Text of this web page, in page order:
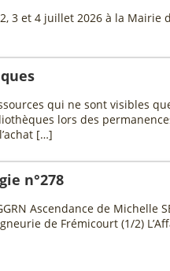
3 et 4 juillet 2026 à la Mairie
qui ne sont visibles
lors des
[…]
n°278
Ascendance de Michelle
de Frémicourt (1/2)